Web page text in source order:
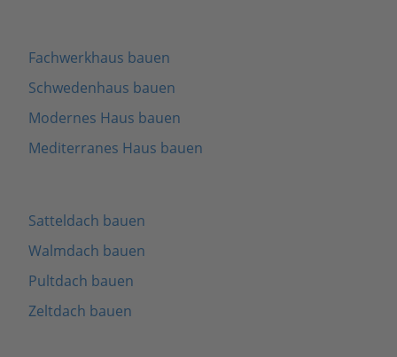
Fachwerkhaus bauen
Schwedenhaus bauen
Modernes Haus bauen
Mediterranes Haus bauen
Satteldach bauen
Walmdach bauen
Pultdach bauen
Zeltdach bauen